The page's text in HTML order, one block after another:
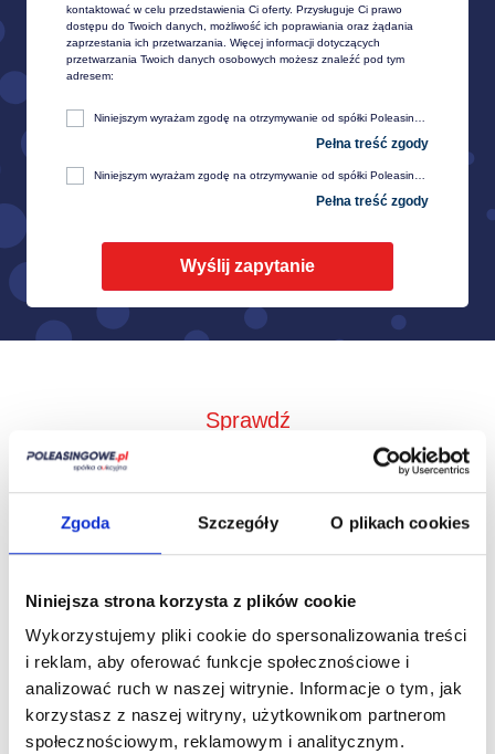
Zgoda Szczegóły O plikach cookies
Niniejsza strona korzysta z plików cookie
Wykorzystujemy pliki cookie do spersonalizowania treści
i reklam, aby oferować funkcje społecznościowe i
analizować ruch w naszej witrynie. Informacje o tym, jak
korzystasz z naszej witryny, użytkownikom partnerom
społecznościowym, reklamowym i analitycznym.
kontaktować w celu przedstawienia Ci oferty. Przysługuje Ci prawo
dostępu do Twoich danych, możliwość ich poprawiania oraz żądania
zaprzestania ich przetwarzania. Więcej informacji dotyczących
przetwarzania Twoich danych osobowych możesz znaleźć pod tym
adresem:
Sprawdź
Jak to działa?
Zbieramy od Przedstawimy Ci